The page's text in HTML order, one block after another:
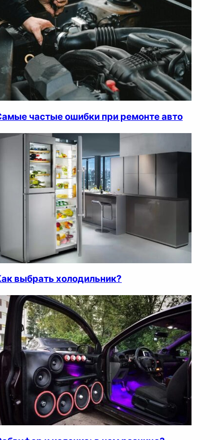
частые ошибки при ремонте авто
выбрать холодильник?